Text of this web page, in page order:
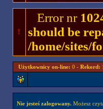
!
Error nr
should be
/home/sites/
Użytkownicy on-line: 0 - Rekord:
Nie jesteś zalogowany.Możesz